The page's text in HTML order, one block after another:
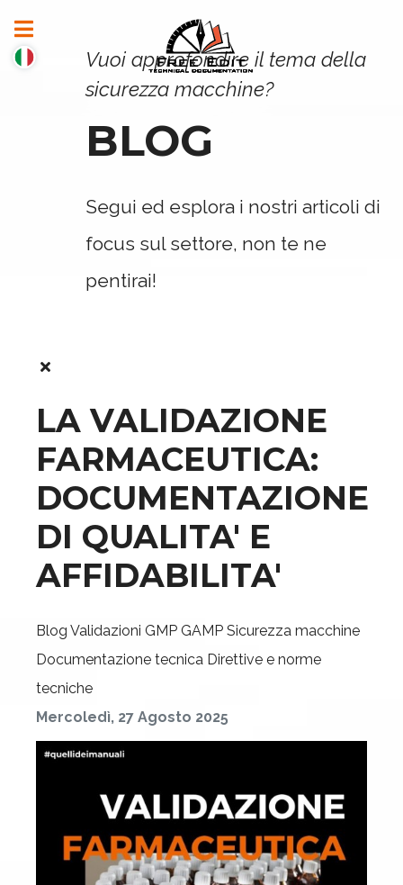
Vuoi approfondire il tema della
sicurezza macchine?
BLOG
Segui ed esplora i nostri articoli di
focus sul settore, non te ne
pentirai!
LA VALIDAZIONE
FARMACEUTICA:
DOCUMENTAZIONE
DI QUALITA' E
AFFIDABILITA'
Blog Validazioni GMP GAMP Sicurezza macchine
Documentazione tecnica Direttive e norme
tecniche
Mercoledì, 27 Agosto 2025